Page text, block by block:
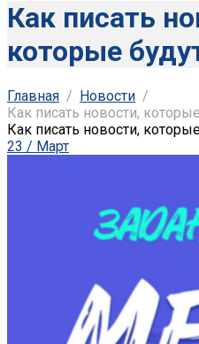
Как писать
которые
Главная
Новости
Как писать новости,
Как писать новости,
23 / Март